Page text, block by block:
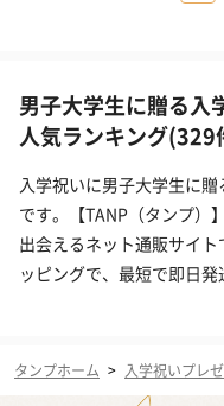
男子大学生に贈る入
人気ランキング(329
入学祝いに男子大学生に
です。【TANP（タンプ）
出会えるネット通販サイ
ッピングで、最短で即日発
タンプホーム > 入学祝いプレ